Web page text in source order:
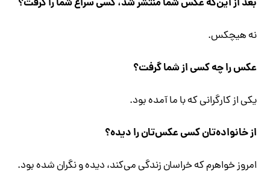
بعد از این‌که عکس شما منتشر شد، کسی سراغ شما را گرفت؟
نه هیچکس.
عکس را چه کسی از شما گرفت؟
یکی از کارگرانی که با ما آمده بود.
از خانواده‌تان کسی عکس‌تان را دیده؟
امروز خواهرم که خراسان زندگی می‌کند، دیده و نگران شده بود.